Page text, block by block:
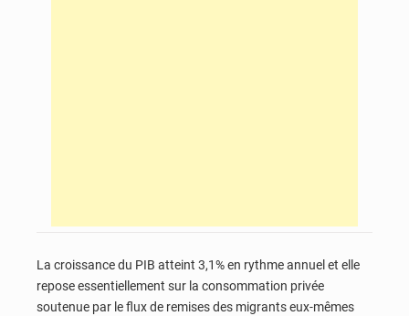
La croissance du PIB atteint 3,1% en rythme annuel et elle
repose essentiellement sur la consommation privée
soutenue par le flux de remises des migrants eux-mêmes